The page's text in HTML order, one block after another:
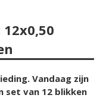
Vandaag zijn
set van 12 blikken